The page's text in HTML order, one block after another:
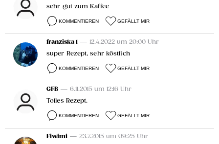
sehr gut zum Kaffee
KOMMENTIEREN GEFÄLLT MIR
franziska 1 — 12.4.2022 um 20:00 Uhr
super Rezept, sehr köstlich
KOMMENTIEREN GEFÄLLT MIR
GFB — 6.11.2015 um 12:16 Uhr
Tolles Rezept.
KOMMENTIEREN GEFÄLLT MIR
Fiwimi — 23.7.2015 um 09:25 Uhr